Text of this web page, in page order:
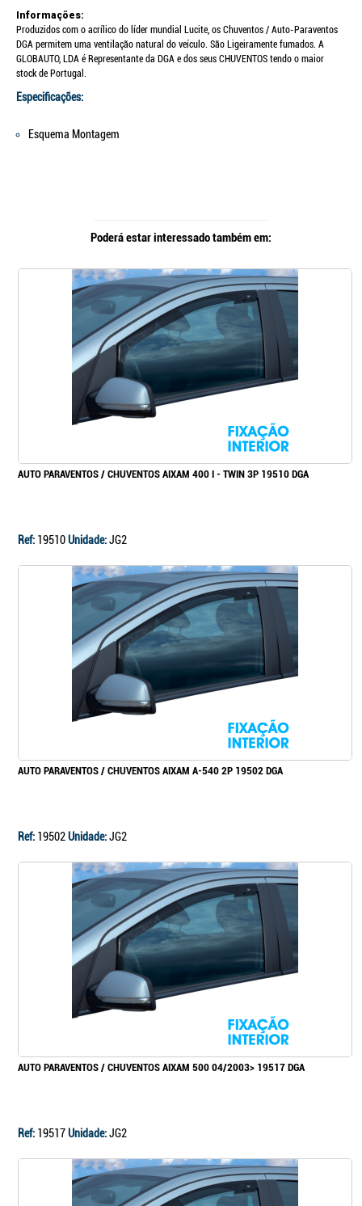
Informações:
Produzidos com o acrílico do líder mundial Lucite, os Chuventos / Auto-Paraventos
DGA permitem uma ventilação natural do veículo. São Ligeiramente fumados. A
GLOBAUTO, LDA é Representante da DGA e dos seus CHUVENTOS tendo o maior
stock de Portugal.
Especificações:
Esquema Montagem
Poderá estar interessado também em:
AUTO PARAVENTOS / CHUVENTOS AIXAM 400 I - TWIN 3P 19510 DGA
Ref: 19510Unidade:JG2
AUTO PARAVENTOS / CHUVENTOS AIXAM A-540 2P 19502 DGA
Ref: 19502Unidade:JG2
AUTO PARAVENTOS / CHUVENTOS AIXAM 500 04/2003> 19517 DGA
Ref: 19517Unidade:JG2
Continuar a comprar